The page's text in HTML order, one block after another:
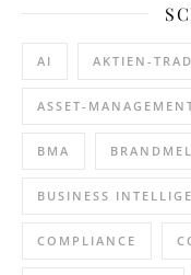
AI AKTIEN-
ASSET-
BMA
BUSINESS
COMPLIANCE